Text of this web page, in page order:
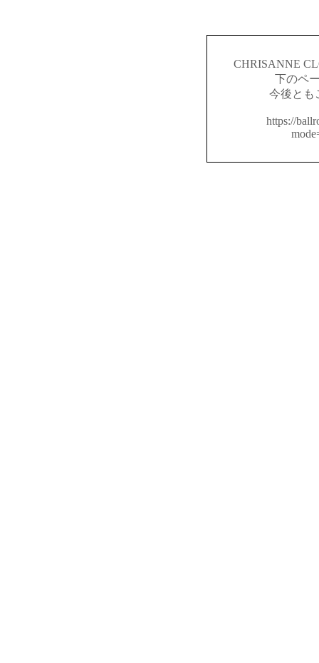
CHRISANNE
下のペ
今後とも
https://